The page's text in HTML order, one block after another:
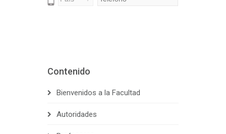
Contenido
Bienvenidos a la Facultad
Autoridades